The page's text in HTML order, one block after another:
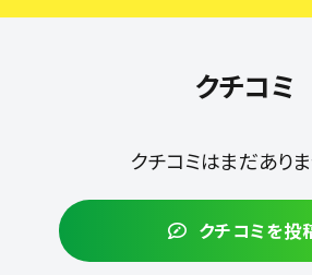
クチコミ
クチコミはまだありま
クチコミを投